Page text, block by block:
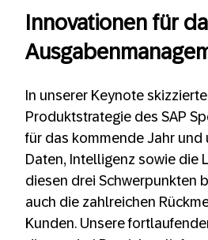
Innovationen für
In unserer Keynote
Produktstrategie des SAP
für das kommende Jahr und
Daten, Intelligenz sowie die
diesen drei Schwerpunkten
auch die zahlreichen
Kunden. Unsere